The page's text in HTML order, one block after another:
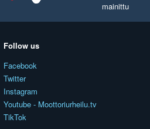
mainittu
Follow us
Facebook
Twitter
Instagram
Youtube - Moottoriurheilu.tv
TikTok